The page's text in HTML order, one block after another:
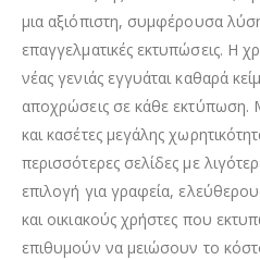
μια αξιόπιστη, συμφέρουσα
επαγγελματικές εκτυπώσεις. Η
νέας γενιάς εγγυάται καθαρά
αποχρώσεις σε κάθε εκτύπωση.
και κασέτες μεγάλης
περισσότερες σελίδες με
επιλογή για γραφεία,
και οικιακούς χρήστες που
επιθυμούν να μειώσουν το